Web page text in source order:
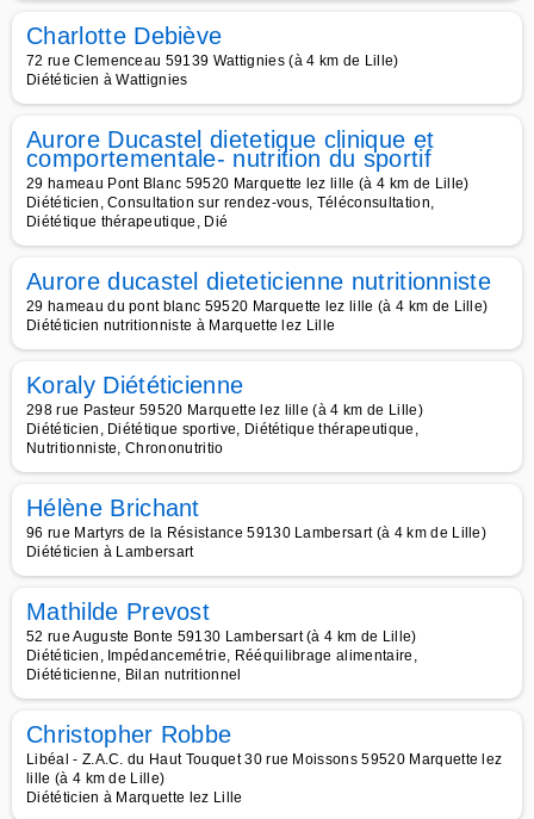
Charlotte Debiève
72 rue Clemenceau 59139 Wattignies (à 4 km de Lille)
Diététicien à Wattignies
Aurore Ducastel dietetique clinique et
comportementale- nutrition du sportif
29 hameau Pont Blanc 59520 Marquette lez lille (à 4 km de Lille)
Diététicien, Consultation sur rendez-vous, Téléconsultation,
Diététique thérapeutique, Dié
Aurore ducastel dieteticienne nutritionniste
29 hameau du pont blanc 59520 Marquette lez lille (à 4 km de Lille)
Diététicien nutritionniste à Marquette lez Lille
Koraly Diététicienne
298 rue Pasteur 59520 Marquette lez lille (à 4 km de Lille)
Diététicien, Diététique sportive, Diététique thérapeutique,
Nutritionniste, Chrononutritio
Hélène Brichant
96 rue Martyrs de la Résistance 59130 Lambersart (à 4 km de Lille)
Diététicien à Lambersart
Mathilde Prevost
52 rue Auguste Bonte 59130 Lambersart (à 4 km de Lille)
Diététicien, Impédancemétrie, Rééquilibrage alimentaire,
Diététicienne, Bilan nutritionnel
Christopher Robbe
Libéal - Z.A.C. du Haut Touquet 30 rue Moissons 59520 Marquette lez
lille (à 4 km de Lille)
Diététicien à Marquette lez Lille